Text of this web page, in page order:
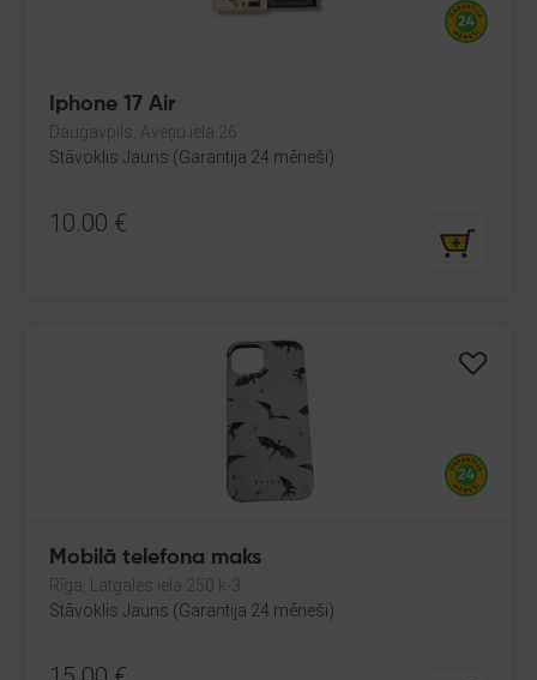
Iphone 17 Air
Daugavpils, Aveņu iela 26
Stāvoklis Jauns (Garantija 24 mēneši)
10.00 €
Mobilā telefona maks
Rīga, Latgales iela 250 k-3
Stāvoklis Jauns (Garantija 24 mēneši)